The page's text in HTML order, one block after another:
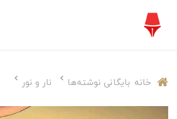
خانه بایگانی نوشته‌ها نار و نور